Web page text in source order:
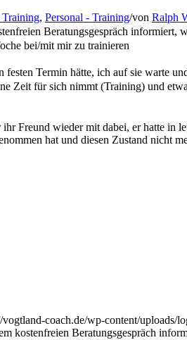
Training, Personal - Training/von Ralph
Beratungsgespräch informiert,
bei/mit mir zu trainieren
Termin hätte, ich auf sie warte
Zeit für sich nimmt (Training) und
Freund wieder mit dabei, er hatte in
hat und diesen Zustand nicht
vogtland-coach.de/wp-content/uploads/
kostenfreien Beratungsgespräch